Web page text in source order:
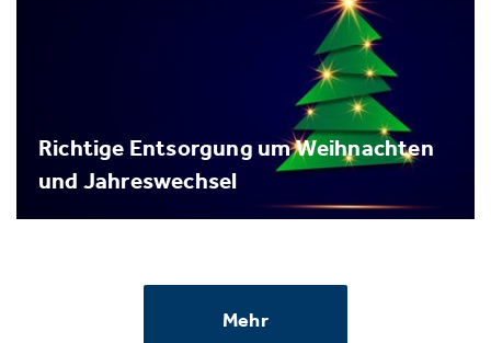
Richtige Entsorgung um Weihnachten
und Jahreswechsel
Mehr